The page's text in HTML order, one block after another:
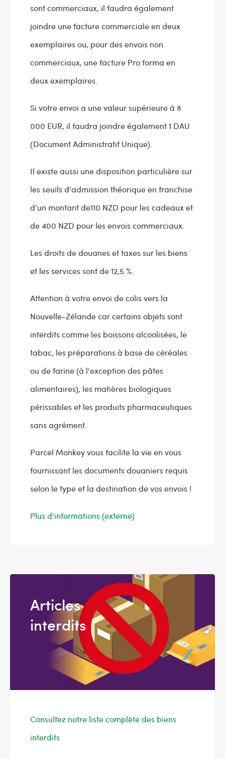
sont commerciaux, il faudra également
joindre une facture commerciale en deux
exemplaires ou, pour des envois non
commerciaux, une facture Pro forma en
deux exemplaires.
Si votre envoi a une valeur supérieure à 8
000 EUR, il faudra joindre également 1 DAU
(Document Administratif Unique).
Il existe aussi une disposition particulière sur
les seuils d'admission théorique en franchise
d’un montant de110 NZD pour les cadeaux et
de 400 NZD pour les envois commerciaux.
Les droits de douanes et taxes sur les biens
et les services sont de 12,5 %.
Attention à votre envoi de colis vers la
Nouvelle-Zélande car certains objets sont
interdits comme les boissons alcoolisées, le
tabac, les préparations à base de céréales
ou de farine (à l'exception des pâtes
alimentaires), les matières biologiques
périssables et les produits pharmaceutiques
sans agrément.
Parcel Monkey vous facilite la vie en vous
fournissant les documents douaniers requis
selon le type et la destination de vos envois !
Plus d'informations (externe)
Articles
interdits
Consultez notre liste complète des biens
interdits